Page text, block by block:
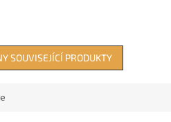
SOUVISEJÍCÍ PRODUKTY